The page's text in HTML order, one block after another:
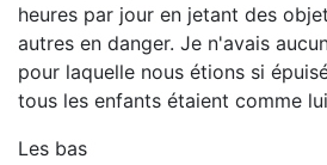
heures par jour en jetant des
autres en danger. Je n'avais
pour laquelle nous étions si
tous les enfants étaient comme
Les bas